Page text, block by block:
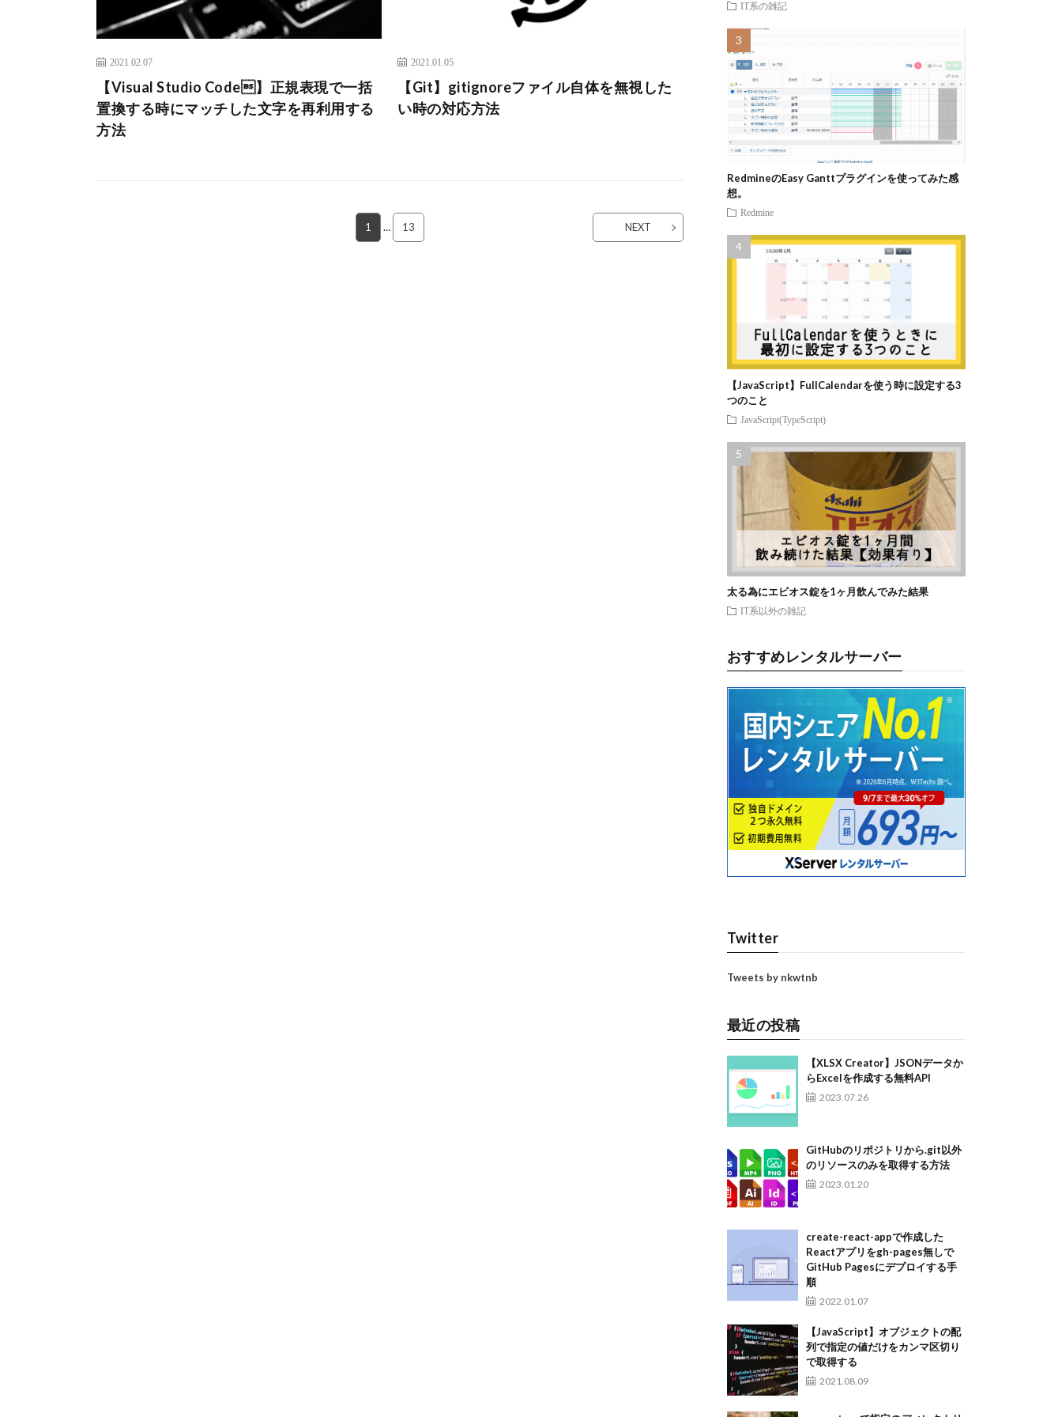
2021.02.07
【Visual Studio Code】正規表現で一括
置換する時にマッチした文字を再利用する
方法
2021.01.05
【Git】gitignoreファイル自体を無視した
い時の対応方法
1 … 13 NEXT
IT系の雑記
RedmineのEasy Ganttプラグインを使ってみた感
想。
Redmine
【JavaScript】FullCalendarを使う時に設定する3
つのこと
JavaScript(TypeScript)
太る為にエビオス錠を1ヶ月飲んでみた結果
IT系以外の雑記
おすすめレンタルサーバー
Twitter
Tweets by nkwtnb
最近の投稿
【XLSX Creator】JSONデータか
らExcelを作成する無料API
2023.07.26
GitHubのリポジトリから.git以外
のリソースのみを取得する方法
2023.01.20
create-react-appで作成した
Reactアプリをgh-pages無しで
GitHub Pagesにデプロイする手
順
2022.01.07
【JavaScript】オブジェクトの配
列で指定の値だけをカンマ区切り
で取得する
2021.08.09